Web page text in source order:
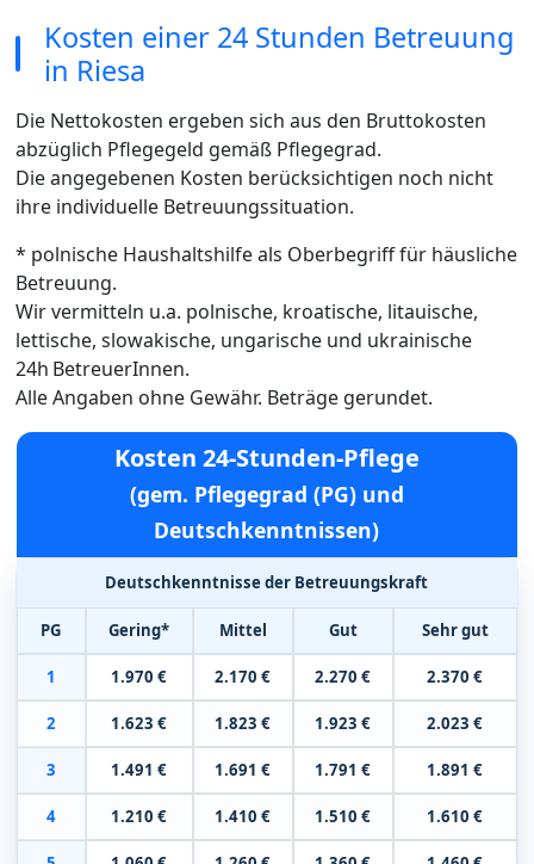
Kosten einer 24 Stunden Betreuung
in Riesa
Die Nettokosten ergeben sich aus den Bruttokosten
abzüglich Pflegegeld gemäß Pflegegrad.
Die angegebenen Kosten berücksichtigen noch nicht
ihre individuelle Betreuungssituation.
* polnische Haushaltshilfe als Oberbegriff für häusliche
Betreuung.
Wir vermitteln u.a. polnische, kroatische, litauische,
lettische, slowakische, ungarische und ukrainische
24h BetreuerInnen.
Alle Angaben ohne Gewähr. Beträge gerundet.
Kosten 24-Stunden-Pflege
(gem. Pflegegrad (PG) und
Deutschkenntnissen)
Deutschkenntnisse der Betreuungskraft
PG Gering* Mittel Gut Sehr gut
1 1.970 € 2.170 € 2.270 € 2.370 €
2 1.623 € 1.823 € 1.923 € 2.023 €
3 1.491 € 1.691 € 1.791 € 1.891 €
4 1.210 € 1.410 € 1.510 € 1.610 €